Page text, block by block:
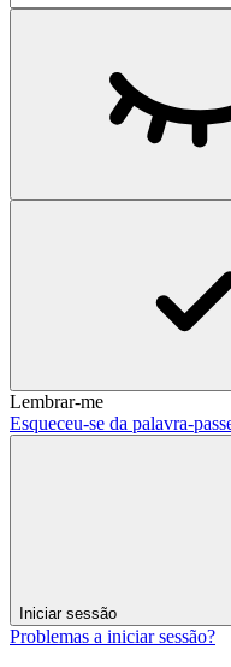
Lembrar-me
Esqueceu-se da palavra-
Iniciar sessão
Problemas a iniciar sessão?